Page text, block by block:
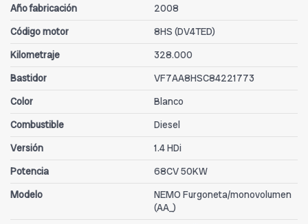
Año fabricación
2008
Código motor
8HS (DV4TED)
Kilometraje
328.000
Bastidor
VF7AA8HSC84221773
Color
Blanco
Combustible
Diesel
Versión
1.4 HDi
Potencia
68CV 50KW
Modelo
NEMO Furgoneta/monovolumen
(AA_)